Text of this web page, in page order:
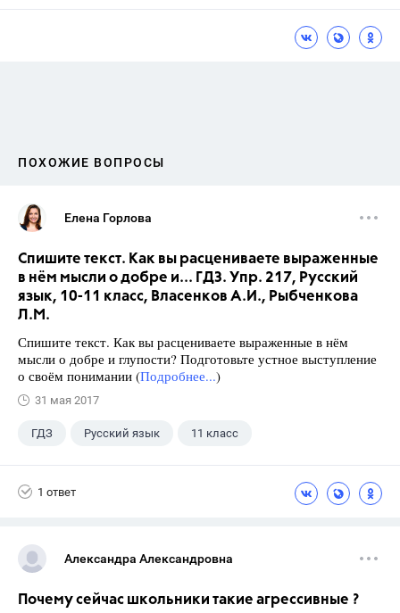
ПОХОЖИЕ ВОПРОСЫ
Елена Горлова
Спишите текст. Как вы расцениваете выраженные
в нём мысли о добре и... ГДЗ. Упр. 217, Русский
язык, 10-11 класс, Власенков А.И., Рыбченкова
Л.М.
Спишите текст. Как вы расцениваете выраженные в нём
мысли о добре и глупости? Подготовьте устное выступление
о своём понимании (Подробнее...)
31 мая 2017
ГДЗ Русский язык 11 класс
1 ответ
Александра Александровна
Почему сейчас школьники такие агрессивные ?